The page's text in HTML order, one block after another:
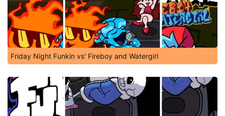
Friday Night Funkin vs' Fireboy and Watergirl